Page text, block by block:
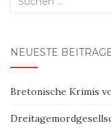
NEUESTE
Bretonische Krimis